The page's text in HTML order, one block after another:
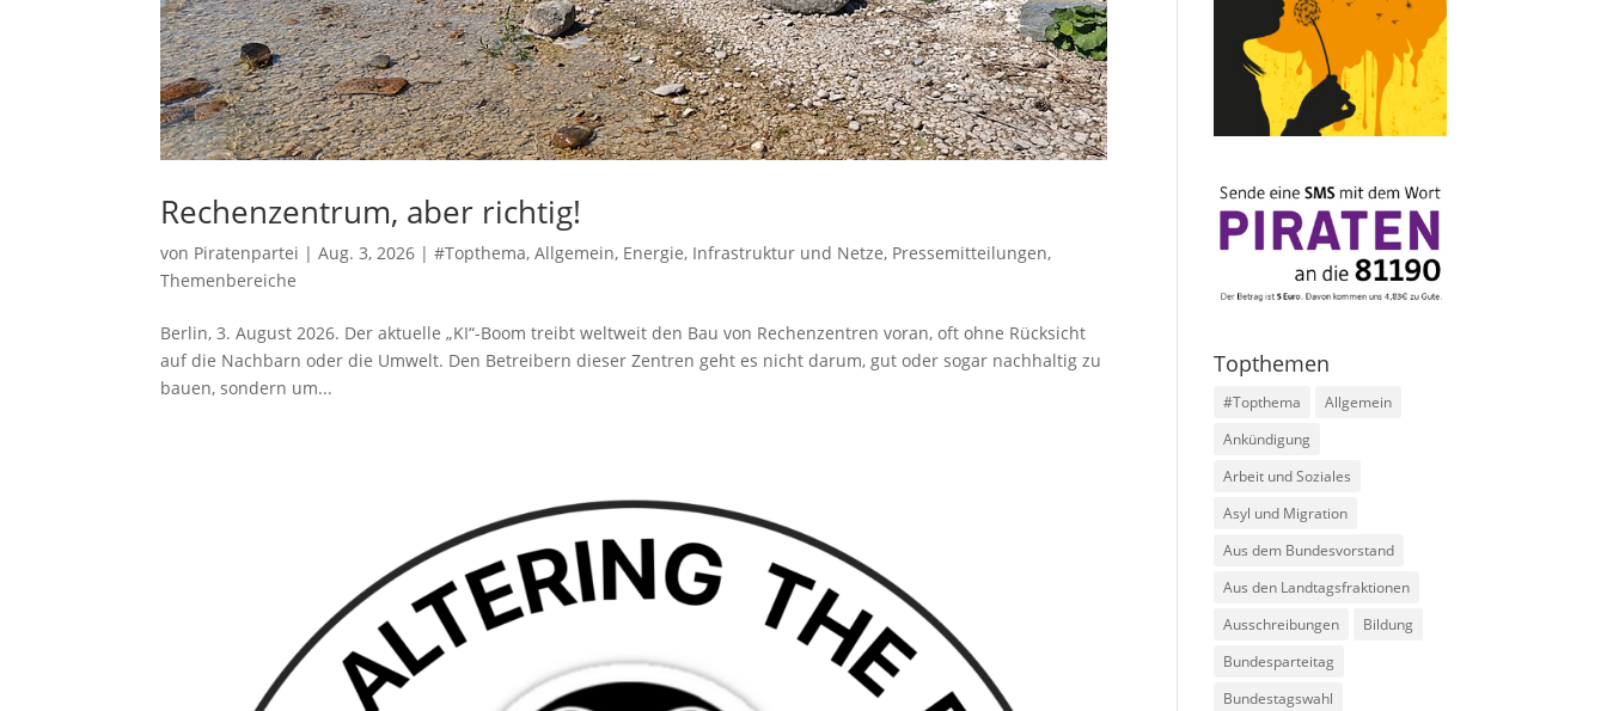
Rechenzentrum, aber richtig!
von Piratenpartei |Aug. 3, 2026 |#Topthema,Allgemein, Energie, Infrastruktur und Netze, Pressemitteilungen,
Themenbereiche
Berlin, 3. August 2026. Der aktuelle „KI“-Boom treibt weltweit den Bau von Rechenzentren voran, oft ohne Rücksicht
auf die Nachbarn oder die Umwelt. Den Betreibern dieser Zentren geht es nicht darum, gut oder sogar nachhaltig zu
bauen, sondern um...
Topthemen
#Topthema
Allgemein
Ankündigung
Arbeit und Soziales
Asyl und Migration
Aus dem Bundesvorstand
Aus den Landtagsfraktionen
Ausschreibungen
Bildung
Bundesparteitag
Bundestagswahl